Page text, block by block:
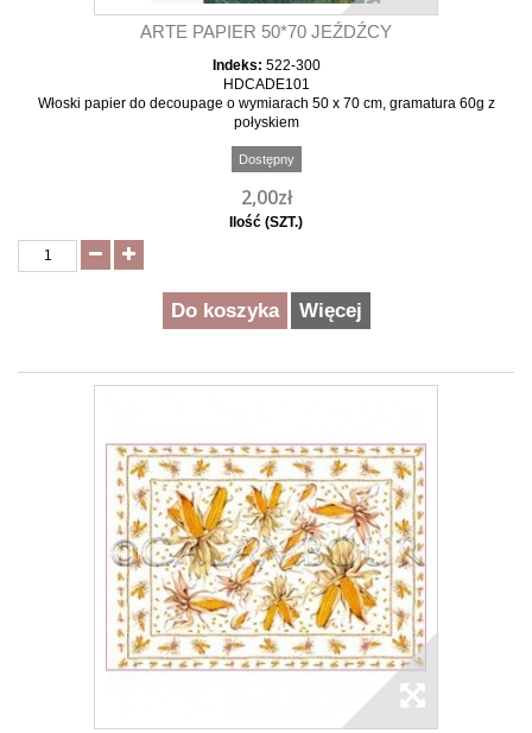
ARTE PAPIER 50*70 JEŹDŹCY
Indeks: 522-300
HDCADE101
Włoski papier do decoupage o wymiarach 50 x 70 cm, gramatura 60g z
połyskiem
Dostępny
2,00zł
Ilość (SZT.)
Do koszyka Więcej